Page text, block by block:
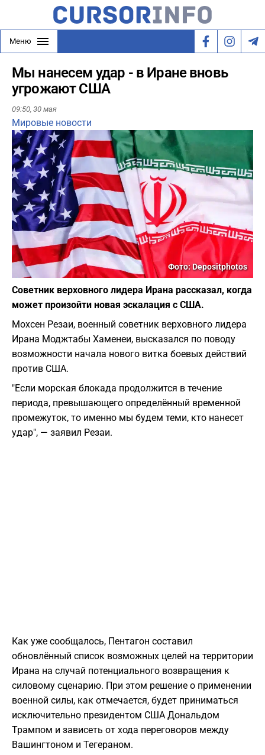
Меню
Мы нанесем удар - в Иране вновь
угрожают США
09:50, 30 мая
Мировые новости
Фото: Depositphotos
Советник верховного лидера Ирана рассказал, когда
может произойти новая эскалация с США.
Мохсен Резаи, военный советник верховного лидера
Ирана Моджтабы Хаменеи, высказался по поводу
возможности начала нового витка боевых действий
против США.
"Если морская блокада продолжится в течение
периода, превышающего определённый временной
промежуток, то именно мы будем теми, кто нанесет
удар", — заявил Резаи.
Как уже сообщалось, Пентагон составил
обновлённый список возможных целей на территории
Ирана на случай потенциального возвращения к
силовому сценарию. При этом решение о применении
военной силы, как отмечается, будет приниматься
исключительно президентом США Дональдом
Трампом и зависеть от хода переговоров между
Вашингтоном и Тегераном.